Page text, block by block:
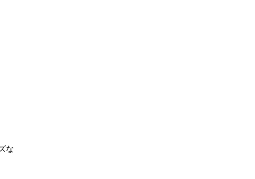
な